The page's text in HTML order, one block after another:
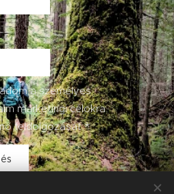
a személyes
marketingi célokra
feldolgozását